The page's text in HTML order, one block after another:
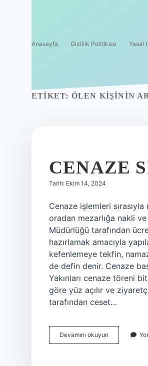
Anasayfa Gizlilik Politikası Yasal
ETIKET: ÖLEN KIŞININ
CENAZE
Tarih: Ekim 14, 2024
Cenaze işlemleri
oradan mezarlığa nakli
Müdürlüğü tarafından
hazırlamak amacıyla
kefenlemeye tekfin,
de defin denir. Cenaze
Yakınları cenaze töreni
göre yüz açılır ve
tarafından ceset…
Devamını okuyun
Sırasıyla